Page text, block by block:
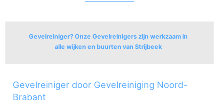
Gevelreiniger? Onze Gevelreinigers zijn werkzaam in
alle wijken en buurten van Strijbeek
Galder
Gevelreiniger door Gevelreiniging Noord-
Brabant